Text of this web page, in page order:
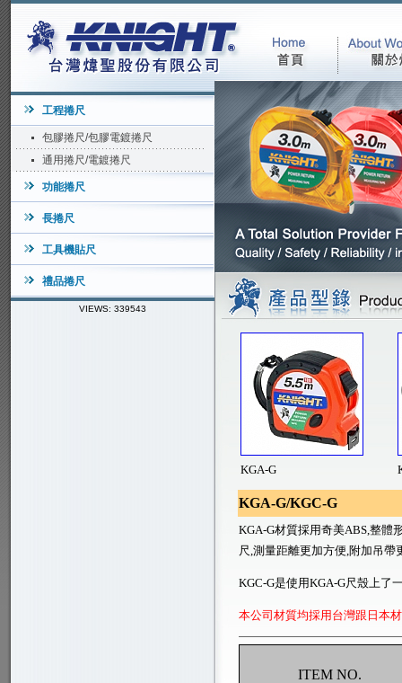
工程捲尺
包膠捲尺/包膠電鍍捲尺
通用捲尺/電鍍捲尺
功能捲尺
長捲尺
工具機貼尺
禮品捲尺
VIEWS: 339543
KGA-G
KGA-G/KGC-G
KGA-G材質採用奇美ABS,整體
尺,測量距離更加方便,附加吊帶
KGC-G是使用KGA-G尺殼上了
本公司材質均採用台灣跟日本
ITEM NO.